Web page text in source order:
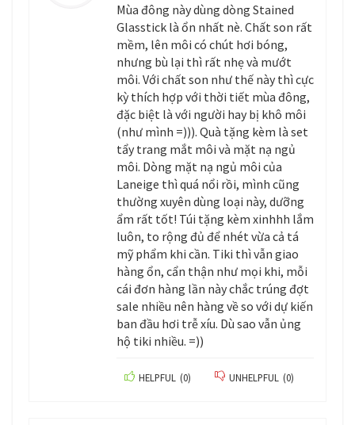
Mùa đông này dùng dòng Stained
Glasstick là ổn nhất nè. Chất son rất
mềm, lên môi có chút hơi bóng,
nhưng bù lại thì rất nhẹ và mướt
môi. Với chất son như thế này thì cực
kỳ thích hợp với thời tiết mùa đông,
đặc biệt là với người hay bị khô môi
(như mình =))). Quà tặng kèm là set
tẩy trang mắt môi và mặt nạ ngủ
môi. Dòng mặt nạ ngủ môi của
Laneige thì quá nổi rồi, mình cũng
thường xuyên dùng loại này, dưỡng
ẩm rất tốt! Túi tặng kèm xinhhh lắm
luôn, to rộng đủ để nhét vừa cả tá
mỹ phẩm khi cần. Tiki thì vẫn giao
hàng ổn, cẩn thận như mọi khi, mỗi
cái đơn hàng lần này chắc trúng đợt
sale nhiều nên hàng về so với dự kiến
ban đầu hơi trễ xíu. Dù sao vẫn ủng
hộ tiki nhiều. =))
HELPFUL (0) UNHELPFUL (0)